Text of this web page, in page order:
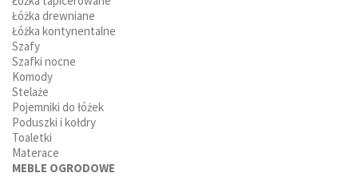
Łóżka drewniane
Łóżka kontynentalne
Szafy
Szafki nocne
Komody
Stelaże
Pojemniki do łóżek
Poduszki i kołdry
Toaletki
Materace
MEBLE OGRODOWE